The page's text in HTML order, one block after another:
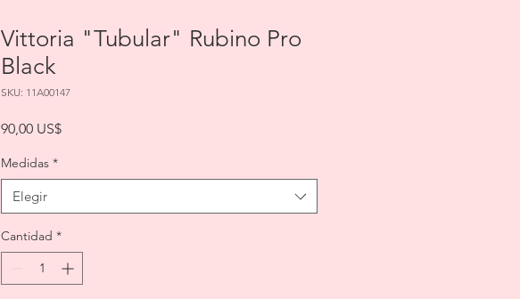
Vittoria "Tubular" Rubino Pro
Black
SKU: 11A00147
90,00 US$Precio
Medidas *
Elegir
Cantidad *